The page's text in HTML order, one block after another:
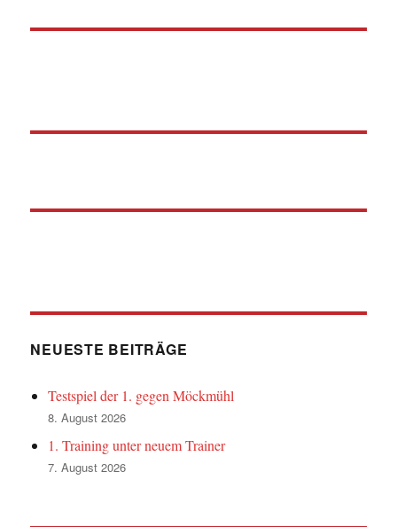
NEUESTE BEITRÄGE
Testspiel der 1. gegen Möckmühl
8. August 2026
1. Training unter neuem Trainer
7. August 2026